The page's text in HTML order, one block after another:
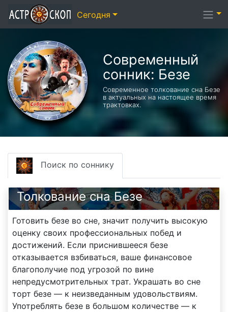
Современный
сонник: Безе
Современное толкование сна Безе
в актуальных на настоящее время
трактовках.
Поиск по соннику
Толкование сна Безе
Готовить безе во сне, значит получить высокую
оценку своих профессиональных побед и
достижений. Если приснившееся безе
отказывается взбиваться, ваше финансовое
благополучие под угрозой по вине
непредусмотрительных трат. Украшать во сне
торт безе — к неизведанным удовольствиям.
Употреблять безе в большом количестве — к
Сегодня